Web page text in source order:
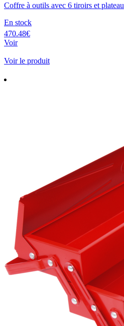
Coffre à outils avec 6 tiroirs et plateau
En stock
470.48€
Voir
Voir le produit